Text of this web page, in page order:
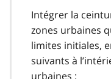
Intégrer la
zones urbaines
limites initiales,
suivants à
urbaines :